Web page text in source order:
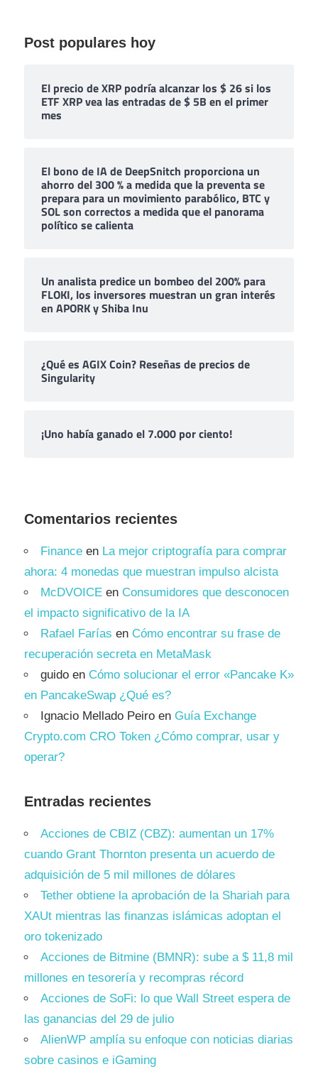
Post populares hoy
El precio de XRP podría alcanzar los $ 26 si los
ETF XRP vea las entradas de $ 5B en el primer
mes
El bono de IA de DeepSnitch proporciona un
ahorro del 300 % a medida que la preventa se
prepara para un movimiento parabólico, BTC y
SOL son correctos a medida que el panorama
político se calienta
Un analista predice un bombeo del 200% para
FLOKI, los inversores muestran un gran interés
en APORK y Shiba Inu
¿Qué es AGIX Coin? Reseñas de precios de
Singularity
¡Uno había ganado el 7.000 por ciento!
Comentarios recientes
Finance en La mejor criptografía para comprar
ahora: 4 monedas que muestran impulso alcista
McDVOICE en Consumidores que desconocen
el impacto significativo de la IA
Rafael Farías en Cómo encontrar su frase de
recuperación secreta en MetaMask
guido en Cómo solucionar el error «Pancake K»
en PancakeSwap ¿Qué es?
Ignacio Mellado Peiro en Guía Exchange
Crypto.com CRO Token ¿Cómo comprar, usar y
operar?
Entradas recientes
Acciones de CBIZ (CBZ): aumentan un 17%
cuando Grant Thornton presenta un acuerdo de
adquisición de 5 mil millones de dólares
Tether obtiene la aprobación de la Shariah para
XAUt mientras las finanzas islámicas adoptan el
oro tokenizado
Acciones de Bitmine (BMNR): sube a $ 11,8 mil
millones en tesorería y recompras récord
Acciones de SoFi: lo que Wall Street espera de
las ganancias del 29 de julio
AlienWP amplía su enfoque con noticias diarias
sobre casinos e iGaming